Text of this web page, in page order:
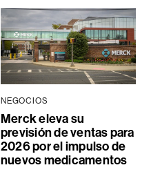
NEGOCIOS
Merck eleva su
previsión de ventas para
2026 por el impulso de
nuevos medicamentos